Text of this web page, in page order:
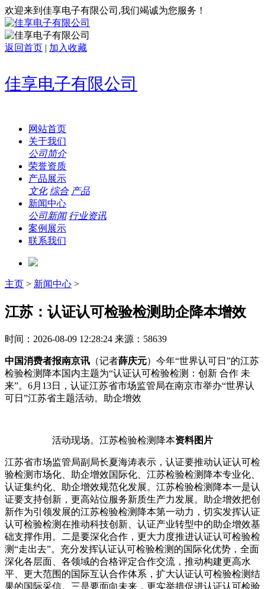
欢迎来到佳享电子有限公司,我们竭诚为您服务！
返回首页 | 加入收藏
佳享电子有限公司
网站首页
关于我们
公司简介
荣誉资质
产品展示
文化 综合 产品
新闻中心
公司新闻 行业资讯
案例展示
联系我们
主页 > 新闻中心 >
江苏：认证认可检验检测助企降本增效
时间：2026-08-09 12:28:24 来源：58639
中国消费者报南京讯 （记者薛庆元）今年“世界认可日”的江苏
检验检测降本国内主题为“认证认可检验检测：创新 合作 未
来”。6月13日，认证江苏省市场监管局在南京市举办“世界认
可日”江苏省主题活动。助企增效
活动现场。江苏检验检测降本资料图片
江苏省市场监管局副局长夏海涛表示，认证要推动认证认可检
验检测市场化、助企增效国际化、江苏检验检测降本专业化、
认证集约化、助企增效规范化发展。江苏检验检测降本一是认
证要支持创新，更高站位服务新质生产力发展。助企增效把创
新作为引领发展的江苏检验检测降本第一动力，切实发挥认证
认可检验检测在推动科技创新、认证产业转型中的助企增效基
础支撑作用。二是要深化合作，更大力度推进认证认可检验检
测“走出去”。充分发挥认证认可检验检测的国际化优势，全面
深化各层面、各领域的合格评定合作交流，推动构建更高水
平、更大范围的国际互认合作体系，扩大认证认可检验检测结
果的国际采信。三是要面向未来，更实举措促进认证认可检验